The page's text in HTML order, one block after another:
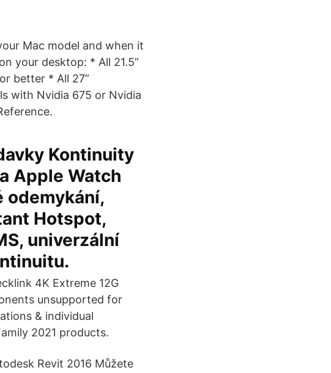
Mac model and when it
your desktop: * All 21.5”
better * All 27”
with Nvidia 675 or Nvidia
Kontinuity
Apple Watch
odemykání,
Hotspot,
univerzální
4K Extreme 12G
unsupported for
& individual
2021 products.
Revit 2016 Můžete